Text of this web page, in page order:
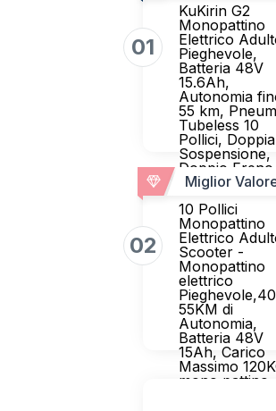
01
KuKirin G2
Monopattino
Elettrico
Pieghevole,
Batteria 48V
15.6Ah,
Autonomia
55 km,
Tubeless 10
Pollici, Doppia
Sospensione,
Doppio Freno
Disco
Miglior
02
10 Pollici
Monopattino
Elettrico
Scooter -
Monopattino
elettrico
55KM di
Autonomia,
Batteria 48V
15Ah, Carico
Massimo
mono pattino